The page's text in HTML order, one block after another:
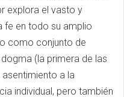
explora el vasto y
fe en todo su amplio
como conjunto de
(la primera de las
a la
individual, pero también